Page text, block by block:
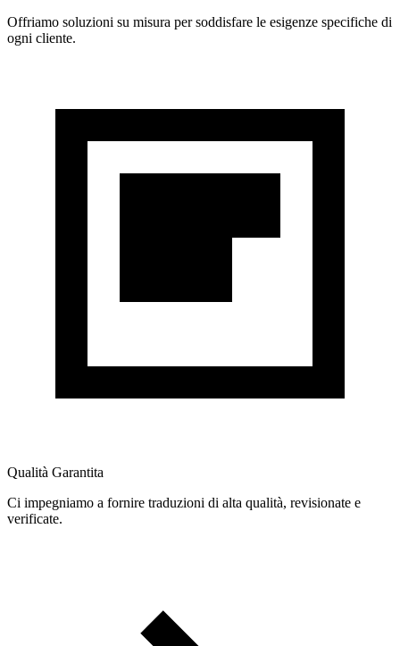
Offriamo soluzioni su misura per soddisfare le esigenze specifiche di
ogni cliente.
Qualità Garantita
Ci impegniamo a fornire traduzioni di alta qualità, revisionate e
verificate.